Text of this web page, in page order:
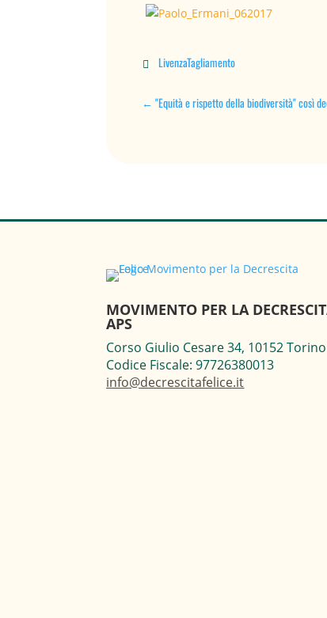
 LivenzaTagliamento
←"Equità e rispetto della biodiversità" così
MOVIMENTO PER LA
APS
Corso Giulio Cesare 34, 10152 Torino
Codice Fiscale: 97726380013
info@decrescitafelice.it